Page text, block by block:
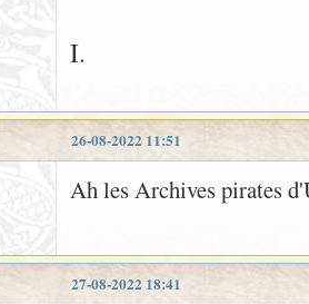
I.
26-08-2022 11:51
Ah les Archives pirates
27-08-2022 18:41